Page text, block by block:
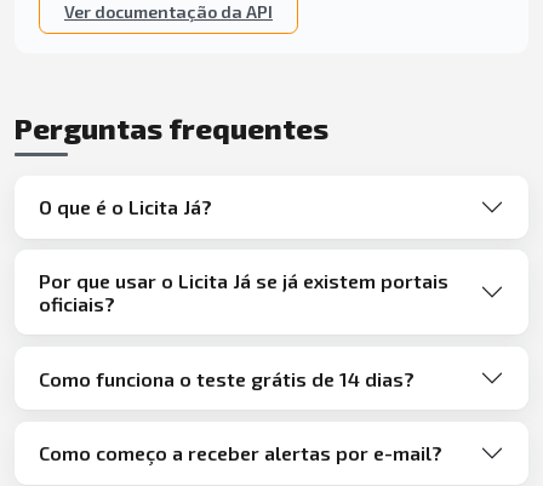
Ver documentação da API
Perguntas frequentes
O que é o Licita Já?
Por que usar o Licita Já se já existem portais
oficiais?
Como funciona o teste grátis de 14 dias?
Como começo a receber alertas por e-mail?